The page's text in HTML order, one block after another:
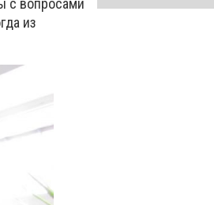
с вопросами
из